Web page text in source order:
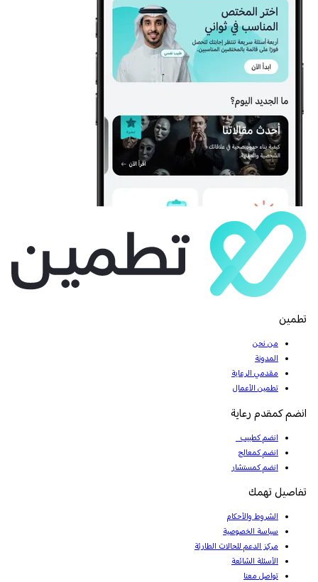
تطمين
من نحن
المدونة
مقدمي الرعاية
تطمين الأعمال
انضم كمقدم رعاية
انضم كطبيب
انضم كمعالج
انضم كمستشار
تفاصيل تهمك
الشروط والأحكام
سياسة الخصوصية
مركز الدعم للحالات الطارئة
الأسئلة الشائعة
تواصل معنا